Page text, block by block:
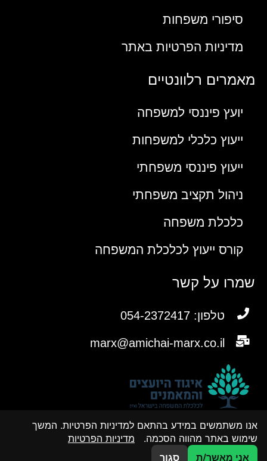
סיפורי משפחות
מדיניות הפרטיות באתר
מאמרים רלוונטיים
יועץ פיננסי למשפחה
ייעוץ כלכלי למשפחות
ייעוץ פיננסי משפחתי
ניהול תקציב משפחתי
כלכלת משפחה
קורס ייעוץ לכלכלת המשפחה
שמרו על קשר
טלפון: 054-2372417
marx@amichai-marx.co.il
אנו משתמשים במידע בהתאם למדיניות הפרטיות. המשך
שימוש באתר מהווה הסכמה. מדיניות הפרטיות
אני מאשר/ת
סגור